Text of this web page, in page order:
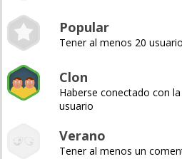
Popular
Tener al menos 20
Clon
Haberse conectado con
usuario
Verano
Tener al menos un